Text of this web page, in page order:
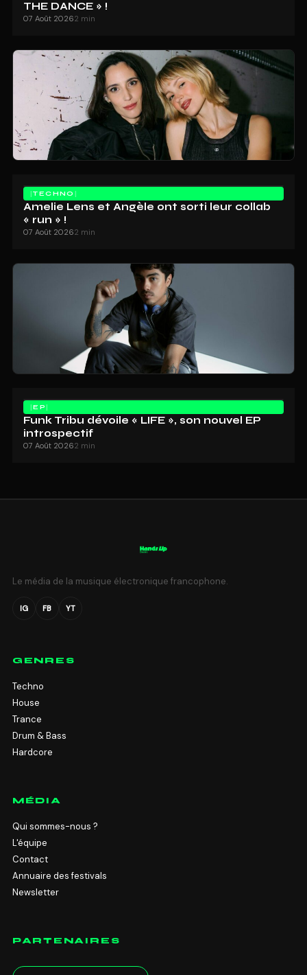
THE DANCE » !
07 Août 20262 min
TECHNO
Amelie Lens et Angèle ont sorti leur collab
« run » !
07 Août 20262 min
EP
Funk Tribu dévoile « LIFE », son nouvel EP
introspectif
07 Août 20262 min
Le média de la musique électronique francophone.
IG FB YT
GENRES
Techno
House
Trance
Drum & Bass
Hardcore
MÉDIA
Qui sommes-nous ?
L'équipe
Contact
Annuaire des festivals
Newsletter
PARTENAIRES